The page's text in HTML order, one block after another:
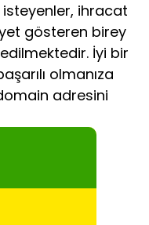
ihracat
gösteren birey
İyi bir
olmanıza
adresini